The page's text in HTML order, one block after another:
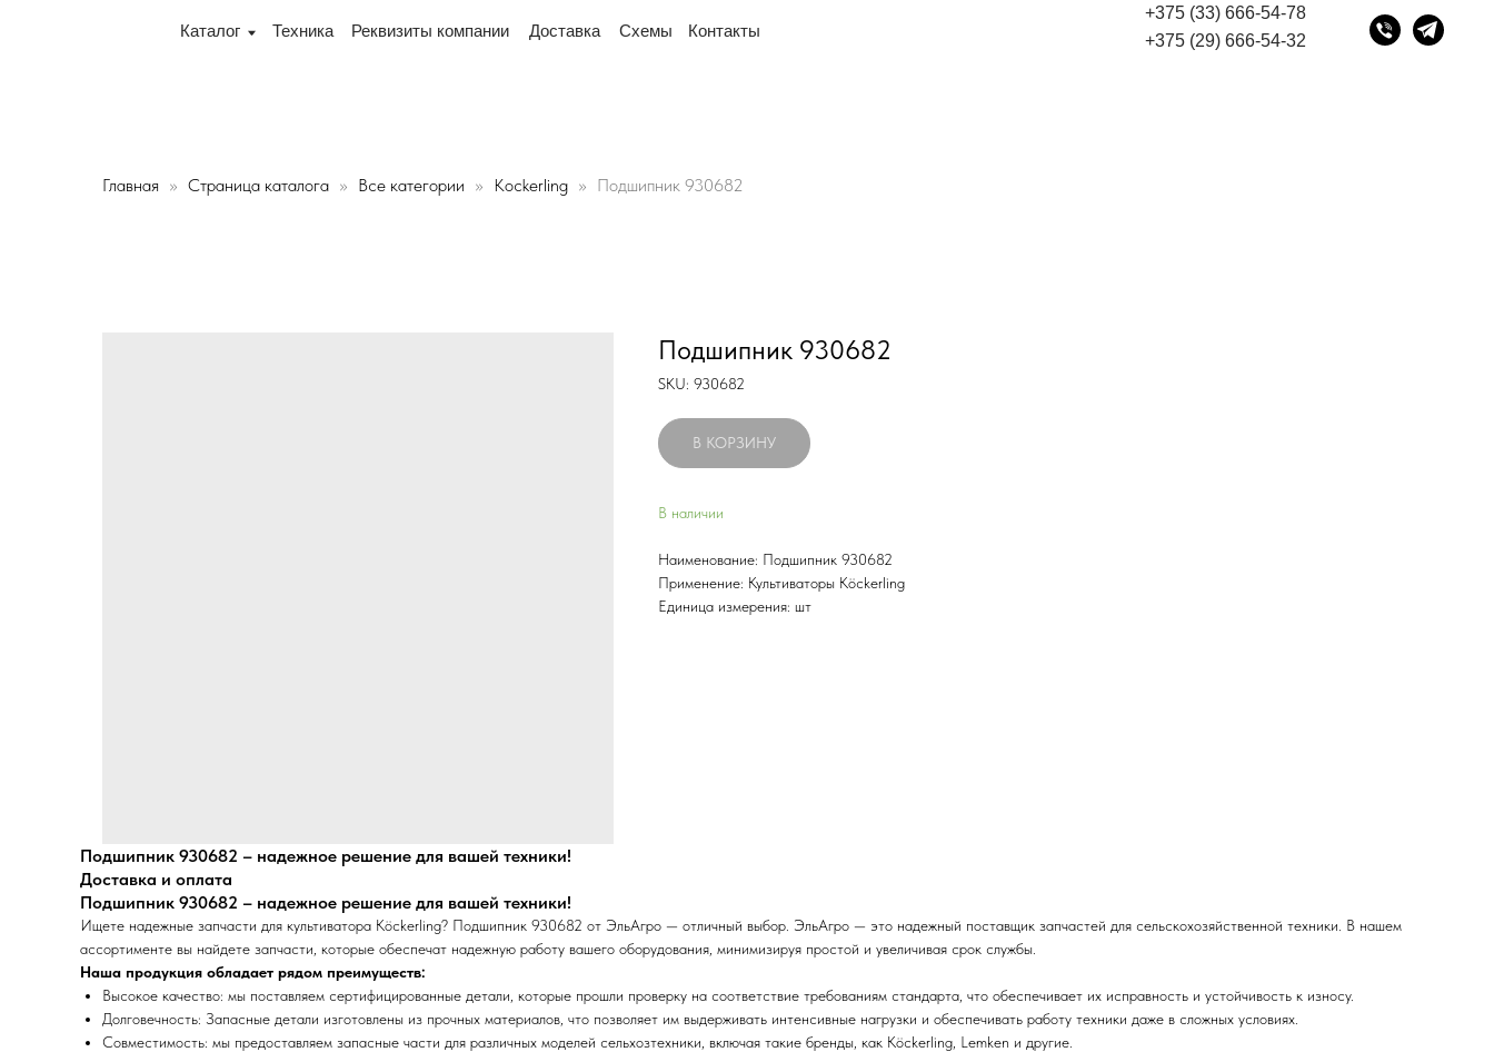
Каталог Техника Реквизиты компании Доставка Схемы Контакты +375 (29) 666-54-32
+375 (33) 666-54-78
переулок Промышленный 16, офис № 15 2-й этаж, склад рядом "Мы переехали! Офис и склад теперь по адресу 220075, г. Минск, переулок Промышленный
Главная Страница каталога Все категории Kockerling Подшипник 930682
Подшипник 930682
SKU: 930682
В КОРЗИНУ
В наличии
Наименование: Подшипник 930682
Применение: Культиваторы Köckerling
Единица измерения: шт
Подшипник 930682 – надежное решение для вашей техники!
Доставка и оплата
Подшипник 930682 – надежное решение для вашей техники!
Ищете надежные запчасти для культиватора Köckerling? Подшипник 930682 от ЭльАгро — отличный выбор. ЭльАгро — это надежный поставщик запчастей для сельскохозяйственной техники. В нашем
ассортименте вы найдете запчасти, которые обеспечат надежную работу вашего оборудования, минимизируя простой и увеличивая срок службы.
Наша продукция обладает рядом преимуществ:
Высокое качество: мы поставляем сертифицированные детали, которые прошли проверку на соответствие требованиям стандарта, что обеспечивает их исправность и устойчивость к износу.
Долговечность: Запасные детали изготовлены из прочных материалов, что позволяет им выдерживать интенсивные нагрузки и обеспечивать работу техники даже в сложных условиях.
Совместимость: мы предоставляем запасные части для различных моделей сельхозтехники, включая такие бренды, как Köckerling, Lemken и другие.